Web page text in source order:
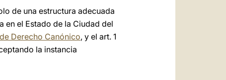
de una estructura adecuada
en el Estado de la Ciudad del
Derecho Canónico, y el art. 1
la instancia